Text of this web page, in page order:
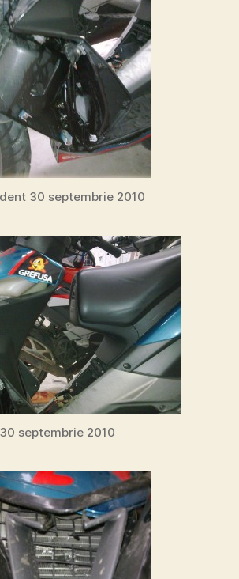
30 septembrie 2010
septembrie 2010